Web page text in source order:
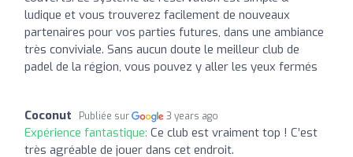
ludique et vous trouverez facilement de nouveaux
partenaires pour vos parties futures, dans une ambiance
très conviviale. Sans aucun doute le meilleur club de
padel de la région, vous pouvez y aller les yeux fermés
Coconut Publiée sur 3 years ago
Expérience fantastique: Ce club est vraiment top ! C’est
très agréable de jouer dans cet endroit.